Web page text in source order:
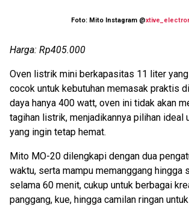
Foto: Mito Instagram @
Harga: Rp405.000
Oven listrik mini berkapasitas 11 liter
cocok untuk kebutuhan memasak praktis
daya hanya 400 watt, oven ini tidak akan
tagihan listrik, menjadikannya pilihan ideal
yang ingin tetap hemat.
Mito MO-20 dilengkapi dengan dua
waktu, serta mampu memanggang hingga
selama 60 menit, cukup untuk berbagai
panggang, kue, hingga camilan ringan